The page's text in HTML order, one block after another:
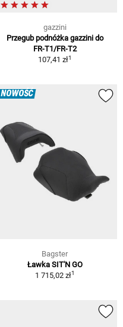
gazzini
Przegub podnóżka gazzini do
FR-T1/FR-T2
107,41 zł1
NOWOŚĆ
Bagster
Ławka SIT'N GO
1 715,02 zł1